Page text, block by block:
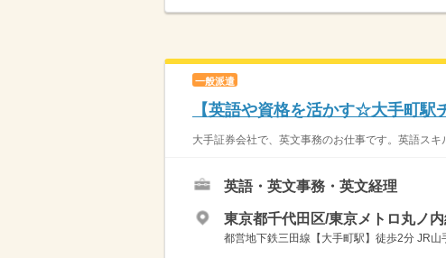
一般派遣
【英語や資格を活かす☆大手町駅
大手証券会社で、英文事務のお仕事です。英語ス
英語・英文事務・英文経理
東京都千代田区/東京メトロ丸ノ内
都営地下鉄三田線【大手町駅】徒歩2分 JR山